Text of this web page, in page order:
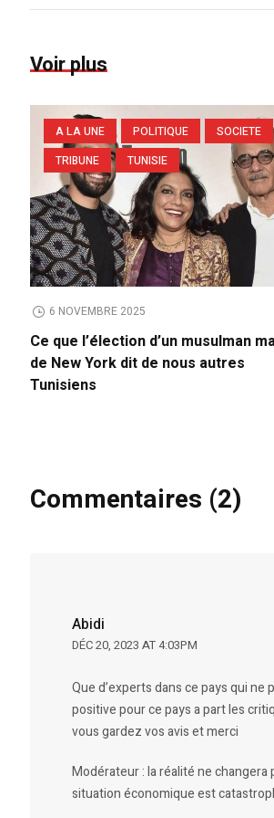
Voir plus
A LA UNE POLITIQUE
SOCIETE
TRIBUNE
TUNISIE
6 NOVEMBRE 2025
Ce que l’élection d’un musulman
de New York dit de nous autres
Tunisiens
Commentaires (2)
Abidi
DÉC 20, 2023 AT 4:03PM
Que d’experts dans ce pays qui
positive pour ce pays a part les
vous gardez vos avis et merci
Modérateur : la réalité ne
situation économique est